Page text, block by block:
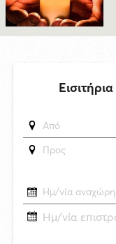
δημοσιεύθηκε 9 ώρες πριν
Πρόταση για
Το Μικροβιολογικό
κλειστό από την